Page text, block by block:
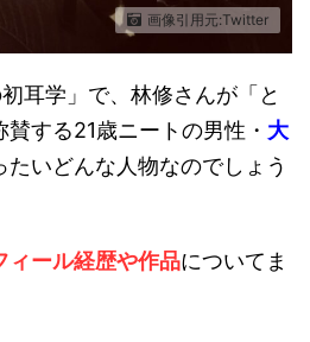
画像引用元:Twitter
耳学」で、林修さんが「と
する21歳ニートの男性・ 大
たいどんな人物なのでしょう
ィール経歴や作品についてま